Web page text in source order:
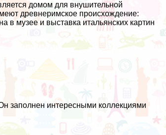
домом для внушительной
древнеримское происхождение:
в музее и выставка итальянских картин
заполнен интересными коллекциями